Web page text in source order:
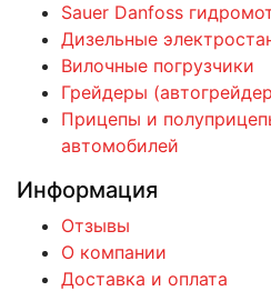
Sauer Danfoss
Дизельные
Вилочные погрузчики
Грейдеры
Прицепы и
автомобилей
Информация
Отзывы
О компании
Доставка и оплата